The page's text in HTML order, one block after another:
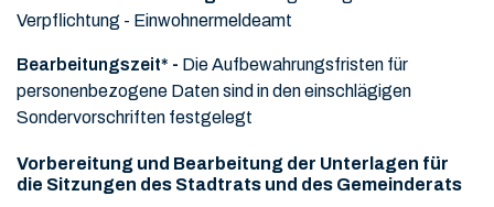
Verpflichtung - Einwohnermeldeamt
Bearbeitungszeit* - Die Aufbewahrungsfristen für
personenbezogene Daten sind in den einschlägigen
Sondervorschriften festgelegt
Vorbereitung und Bearbeitung der Unterlagen für
die Sitzungen des Stadtrats und des Gemeinderats